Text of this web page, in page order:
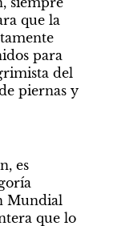
que la
para
del
piernas y
es
Mundial
que lo